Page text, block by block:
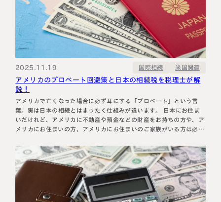
私たちについて
選ばれる理由
法人情報
〒107-0062
相続について学ぶ
セミナー
円満相続ちゃんねる
2025.11.19 国際相続 米国関連
アメリカのプロベート回避策と日本の相続税を税理士が解
説！
アメリカで亡くなった場合に必ず耳にする「プロベート」という言
葉。実は日本の相続とはまったく仕組みが違います。 日本にお住ま
いだけれど、アメリカに不動産や預金などの財産をお持ちの方や、ア
メリカにお住まいの方、アメリカにお住まいのご家族がいる方は必見
の仕組みや回避策、日本の相続税との関係まで徹底解説します！ 最
後までご覧ください。…